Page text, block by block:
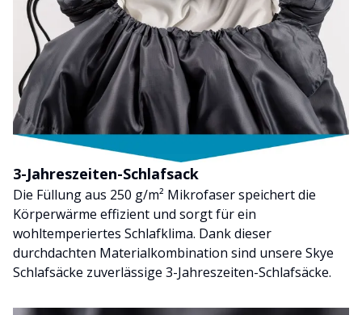
3-Jahreszeiten-Schlafsack
Die Füllung aus 250 g/m² Mikrofaser speichert die
Körperwärme effizient und sorgt für ein
wohltemperiertes Schlafklima. Dank dieser
durchdachten Materialkombination sind unsere Skye
Schlafsäcke zuverlässige 3-Jahreszeiten-Schlafsäcke.